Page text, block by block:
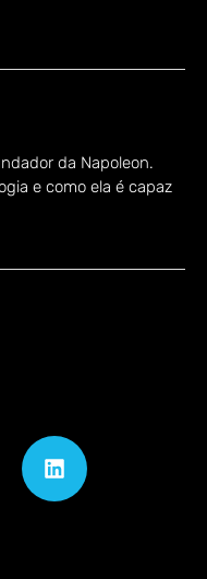
da Napoleon.
e como ela é capaz